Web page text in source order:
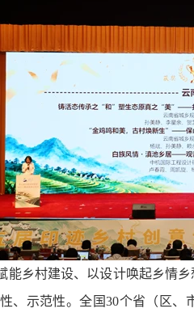
能乡村建设、以设计唤起乡情
、示范性。全国30个省（区